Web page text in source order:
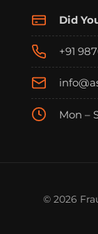
Did
+91
Mon –
© 2026